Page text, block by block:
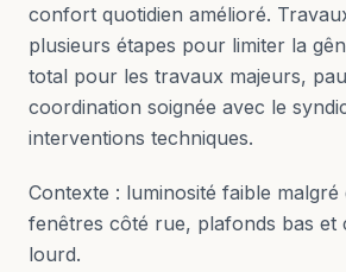
confort quotidien amélioré.
plusieurs étapes pour limiter la
total pour les travaux majeurs,
coordination soignée avec le
interventions techniques.
Contexte : luminosité faible malgré
fenêtres côté rue, plafonds bas et
lourd.